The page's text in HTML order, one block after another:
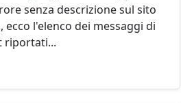
senza descrizione sul sito
ecco l'elenco dei messaggi di
riportati...